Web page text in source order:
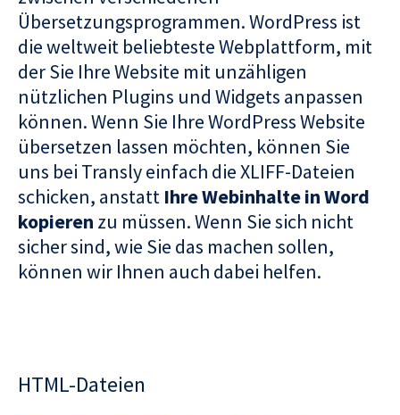
Übersetzungsprogrammen. WordPress ist
die weltweit beliebteste Webplattform, mit
der Sie Ihre Website mit unzähligen
nützlichen Plugins und Widgets anpassen
können. Wenn Sie Ihre WordPress Website
übersetzen lassen möchten, können Sie
uns bei Transly einfach die XLIFF-Dateien
schicken, anstatt Ihre Webinhalte in Word
kopieren zu müssen. Wenn Sie sich nicht
sicher sind, wie Sie das machen sollen,
können wir Ihnen auch dabei helfen.
HTML-Dateien